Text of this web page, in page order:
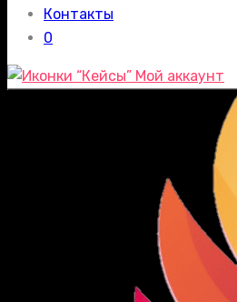
Контакты
0
Мой аккаунт